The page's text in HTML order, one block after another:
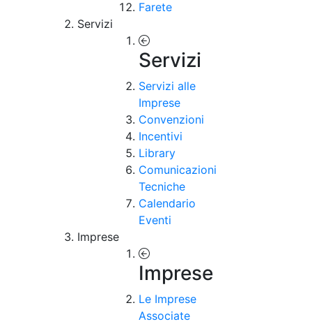
Farete
Servizi
Servizi
Servizi alle
Imprese
Convenzioni
Incentivi
Library
Comunicazioni
Tecniche
Calendario
Eventi
Imprese
Imprese
Le Imprese
Associate